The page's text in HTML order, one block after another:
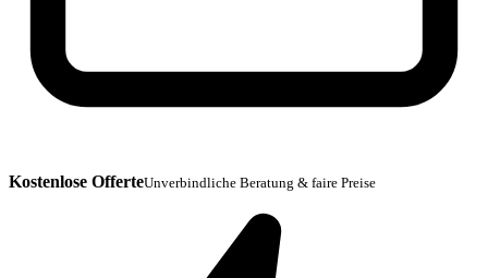
Kostenlose OfferteUnverbindliche Beratung & faire Preise